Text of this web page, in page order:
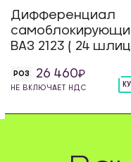
Дифференциал
ВАЗ 2123 ( 24
РОЗ 26 460
НЕ ВКЛЮЧАЕТ НДС